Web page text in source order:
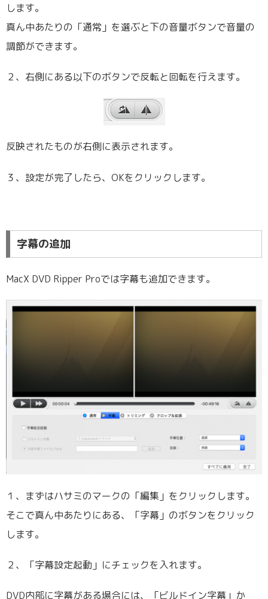
します。
真ん中あたりの「通常」を選ぶと下の音量ボタンで音量の
調節ができます。
２、右側にある以下のボタンで反転と回転を行えます。
反映されたものが右側に表示されます。
３、設定が完了したら、OKをクリックします。
字幕の追加
MacX DVD Ripper Proでは字幕も追加できます。
１、まずはハサミのマークの「編集」をクリックします。
そこで真ん中あたりにある、「字幕」のボタンをクリック
します。
２、「字幕設定起動」にチェックを入れます。
DVD内部に字幕がある場合には、「ビルドイン字幕」か